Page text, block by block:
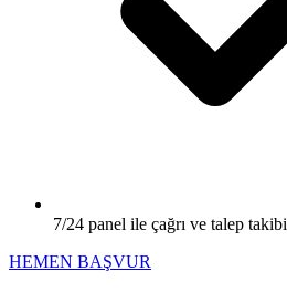
7/24 panel ile çağrı ve talep takibi
HEMEN BAŞVUR